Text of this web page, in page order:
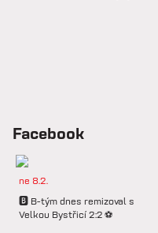
Facebook
ne 8.2.
🅱️ B-tým dnes remizoval s
Velkou Bystřicí 2:2 ⚽️